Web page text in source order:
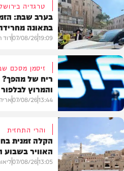
בארץ
טרגדיה
בערב שבת:
בתאונה
19:09
07/08/26דוד
פוליטי
זיסמן מסכם
ריח של מהפך?
והמרוץ לבלפור
13:44
07/08/26
והרי התחזית
הקלה זמנית
האוויר בשבוע
13:05
07/08/26